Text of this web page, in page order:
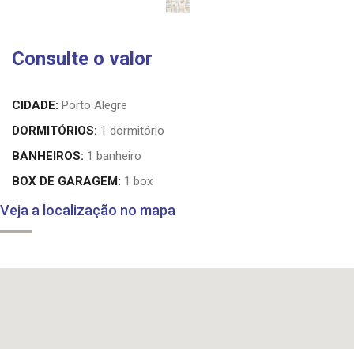
Consulte o valor
CIDADE: Porto Alegre
DORMITÓRIOS: 1 dormitório
BANHEIROS: 1 banheiro
BOX DE GARAGEM: 1 box
Veja a localização no mapa